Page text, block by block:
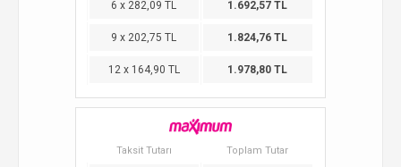
6 x 282,09 TL 1.692,57 TL
9 x 202,75 TL 1.824,76 TL
12 x 164,90 TL 1.978,80 TL
Taksit Tutarı Toplam Tutar